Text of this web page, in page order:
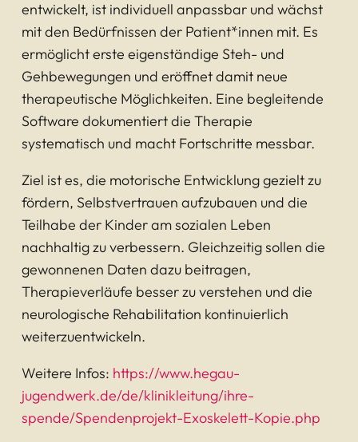
entwickelt, ist individuell anpassbar und wächst
mit den Bedürfnissen der Patient*innen mit. Es
ermöglicht erste eigenständige Steh- und
Gehbewegungen und eröffnet damit neue
therapeutische Möglichkeiten. Eine begleitende
Software dokumentiert die Therapie
systematisch und macht Fortschritte messbar.
Ziel ist es, die motorische Entwicklung gezielt zu
fördern, Selbstvertrauen aufzubauen und die
Teilhabe der Kinder am sozialen Leben
nachhaltig zu verbessern. Gleichzeitig sollen die
gewonnenen Daten dazu beitragen,
Therapieverläufe besser zu verstehen und die
neurologische Rehabilitation kontinuierlich
weiterzuentwickeln.
Weitere Infos: https://www.hegau-
jugendwerk.de/de/klinikleitung/ihre-
spende/Spendenprojekt-Exoskelett-Kopie.php